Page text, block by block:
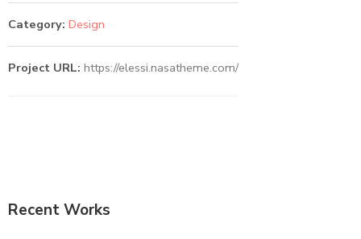
Category: Design
Project URL: https://elessi.nasatheme.com/
Recent Works